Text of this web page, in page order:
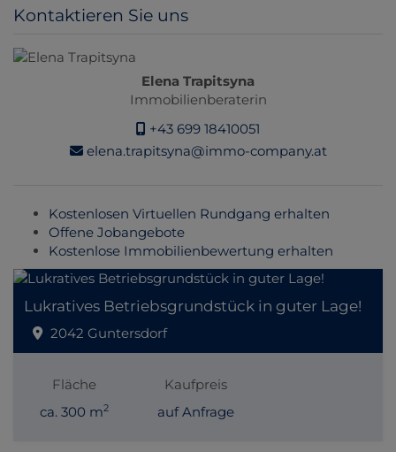
Kontaktieren Sie uns
Elena Trapitsyna
Immobilienberaterin
+43 699 18410051
elena.trapitsyna@immo-company.at
Kostenlosen Virtuellen Rundgang erhalten
Offene Jobangebote
Kostenlose Immobilienbewertung erhalten
Lukratives Betriebsgrundstück in guter Lage!
2042 Guntersdorf
Fläche
ca. 300 m2
Kaufpreis
auf Anfrage